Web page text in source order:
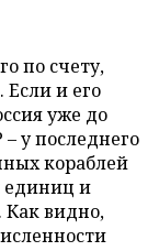
по счету,
и его
уже до
у последнего
кораблей
единиц и
Как видно,